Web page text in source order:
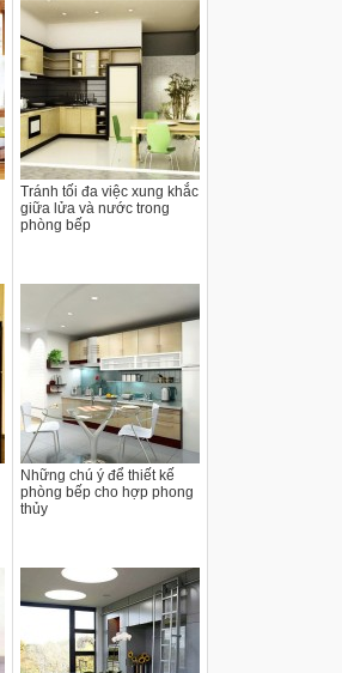
Tránh tối đa việc xung khắc
giữa lửa và nước trong
phòng bếp
Những chú ý để thiết kế
phòng bếp cho hợp phong
thủy